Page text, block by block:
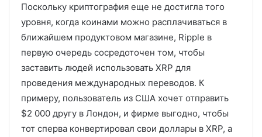
Поскольку криптография еще не достигла того
уровня, когда коинами можно расплачиваться в
ближайшем продуктовом магазине, Ripple в
первую очередь сосредоточен том, чтобы
заставить людей использовать XRP для
проведения международных переводов. К
примеру, пользователь из США хочет отправить
$2 000 другу в Лондон, и фирме выгодно, чтобы
тот сперва конвертировал свои доллары в XRP, а